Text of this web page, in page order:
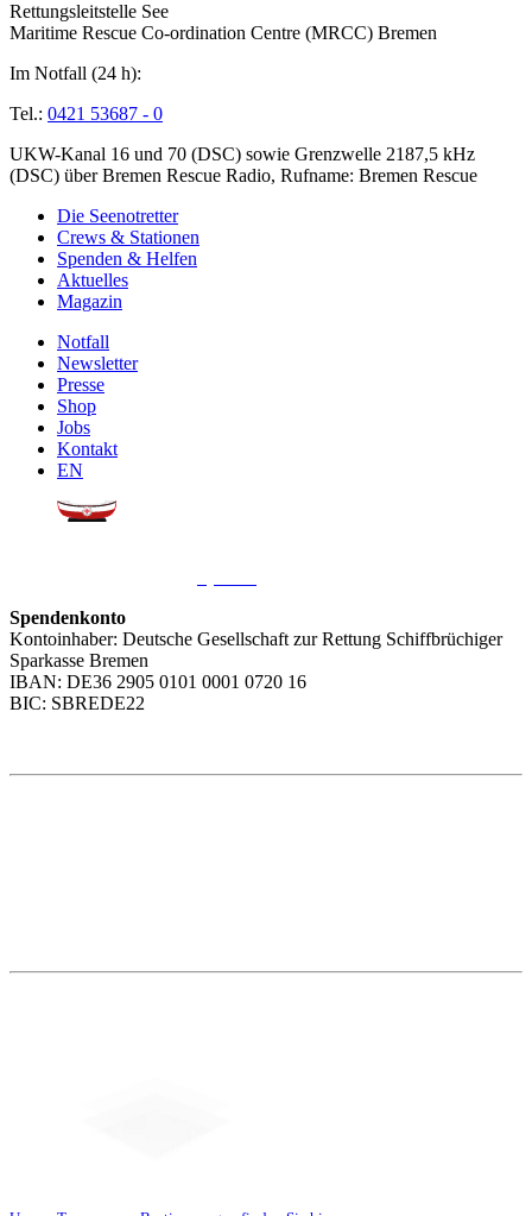
Rettungsleitstelle See
Maritime Rescue Co-ordination Centre (MRCC) Bremen
Im Notfall (24 h):
Tel.: 0421 53687 - 0
UKW-Kanal 16 und 70 (DSC) sowie Grenzwelle 2187,5 kHz
(DSC) über Bremen Rescue Radio, Rufname: Bremen Rescue
Die Seenotretter
Crews & Stationen
Spenden & Helfen
Aktuelles
Magazin
Notfall
Newsletter
Presse
Shop
Jobs
Kontakt
EN
Spendenkonto
Kontoinhaber: Deutsche Gesellschaft zur Rettung Schiffbrüchiger
Sparkasse Bremen
IBAN: DE36 2905 0101 0001 0720 16
BIC: SBREDE22